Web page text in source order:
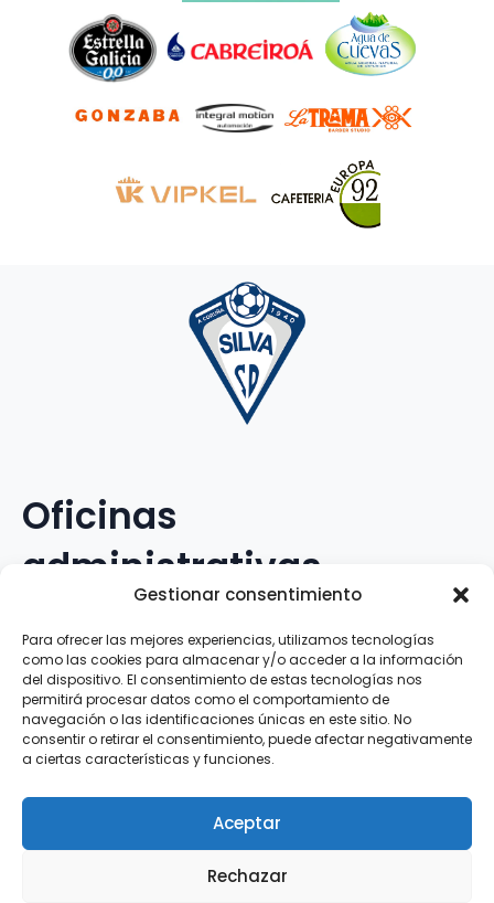
Gestionar consentimiento
Para ofrecer las mejores experiencias, utilizamos tecnologías
como las cookies para almacenar y/o acceder a la información
del dispositivo. El consentimiento de estas tecnologías nos
permitirá procesar datos como el comportamiento de
navegación o las identificaciones únicas en este sitio. No
consentir o retirar el consentimiento, puede afectar negativamente
a ciertas características y funciones.
Aceptar
Rechazar
Oficinas
administrativas
Avenida Galileo Galilei, 12
15.008 · A Coruña · España
Teléfono:881.069.303
WhatsApp:616.897.466